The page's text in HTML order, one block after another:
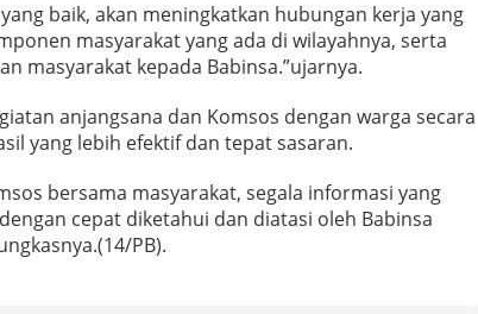
baik, akan meningkatkan hubungan kerja yang
masyarakat yang ada di wilayahnya, serta
masyarakat kepada Babinsa.”ujarnya.
anjangsana dan Komsos dengan warga secara
yang lebih efektif dan tepat sasaran.
bersama masyarakat, segala informasi yang
cepat diketahui dan diatasi oleh Babinsa
PB).